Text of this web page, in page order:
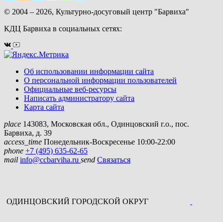
© 2004 – 2026, Культурно-досуговый центр "Барвиха"
КДЦ Барвиха в социальных сетях:
Об использовании информации сайта
О персональной информации пользователей
Официальные веб-ресурсы
Написать администратору сайта
Карта сайта
place 143083, Московская обл., Одинцовский г.о., пос.
Барвиха, д. 39
access_time Понедельник-Воскресенье 10:00-22:00
phone +7 (495) 635-62-65
mail info@ccbarviha.ru send Связаться
ОДИНЦОВСКИЙ ГОРОДСКОЙ ОКРУГ